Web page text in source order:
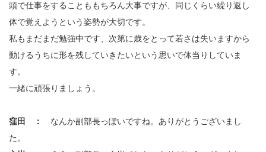
頭で仕事をすることももちろん大事ですが、同じくらい繰り返し
体で覚えようという姿勢が大切です。
私もまだまだ勉強中です、次第に歳をとって若さは失いますから
動けるうちに形を残していきたいという思いで体当りしていま
す。
一緒に頑張りましょう。
窪田 ： なんか副部長っぽいですね。ありがとうございまし
た。